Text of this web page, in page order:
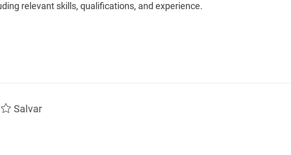
relevant skills, qualifications, and experience.
Salvar